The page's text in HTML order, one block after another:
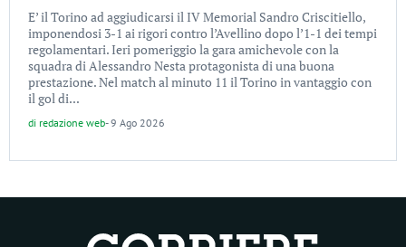
E’ il Torino ad aggiudicarsi il IV Memorial Sandro Criscitiello,
imponendosi 3-1 ai rigori contro l’Avellino dopo l’1-1 dei tempi
regolamentari. Ieri pomeriggio la gara amichevole con la
squadra di Alessandro Nesta protagonista di una buona
prestazione. Nel match al minuto 11 il Torino in vantaggio con
il gol di...
di redazione web-9 Ago 2026